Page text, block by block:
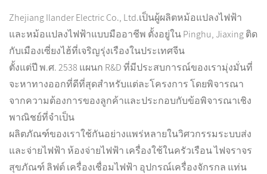
Zhejiang Ilander Electric Co., Ltd.เป็นผู้ผลิตหม้อแปลงไฟฟ้า
และหม้อแปลงไฟฟ้าแบบมืออาชีพ ตั้งอยู่ใน Pinghu, Jiaxing ติด
กับเมืองเซี่ยงไฮ้ที่เจริญรุ่งเรืองในประเทศจีน
ตั้งแต่ปี พ.ศ. 2538 แผนก R&D ที่มีประสบการณ์ของเรามุ่งมั่นที่
จะหาทางออกที่ดีที่สุดสำหรับแต่ละโครงการ โดยพิจารณา
จากความต้องการของลูกค้าและประกอบกับข้อพิจารณาเชิง
พาณิชย์ที่จำเป็น
ผลิตภัณฑ์ของเราใช้กันอย่างแพร่หลายในวิศวกรรมระบบส่ง
และจ่ายไฟฟ้า ห้องจ่ายไฟฟ้า เครื่องใช้ในครัวเรือน ไฟจราจร
สุขภัณฑ์ ลิฟต์ เครื่องเชื่อมไฟฟ้า อุปกรณ์เครื่องจักรกล แท่น